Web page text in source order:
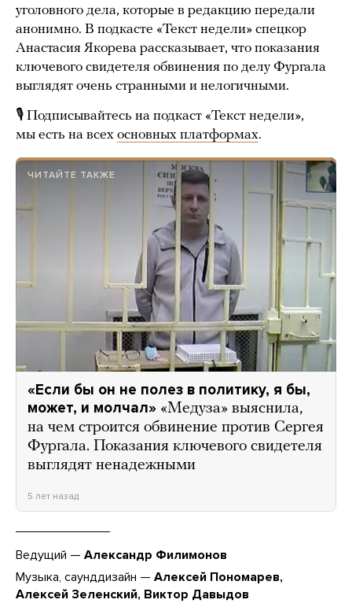
уголовного дела, которые в редакцию передали
анонимно. В подкасте «Текст недели» спецкор
Анастасия Якорева рассказывает, что показания
ключевого свидетеля обвинения по делу Фургала
выглядят очень странными и нелогичными.
🎙 Подписывайтесь на подкаст «Текст недели»,
мы есть на всех основных платформах.
ЧИТАЙТЕ ТАКЖЕ
«Если бы он не полез в политику, я бы,
может, и молчал» «Медуза» выяснила,
на чем строится обвинение против Сергея
Фургала. Показания ключевого свидетеля
выглядят ненадежными
5 лет назад
Ведущий — Александр Филимонов
Музыка, саунддизайн — Алексей Пономарев,
Алексей Зеленский, Виктор Давыдов